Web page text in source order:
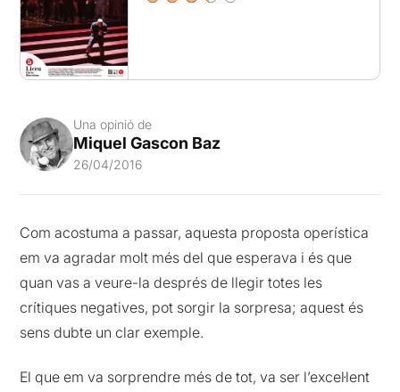
Una opinió de
Miquel Gascon Baz
26/04/2016
Com acostuma a passar, aquesta proposta operística
em va agradar molt més del que esperava i és que
quan vas a veure-la després de llegir totes les
crítiques negatives, pot sorgir la sorpresa; aquest és
sens dubte un clar exemple.
El que em va sorprendre més de tot, va ser l’excel·lent